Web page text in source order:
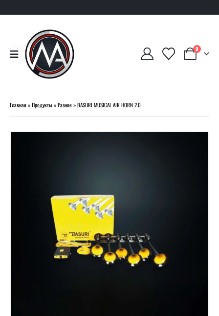
0
Главная»Продукты»Разное»BASURI MUSICAL AIR HORN 2.0